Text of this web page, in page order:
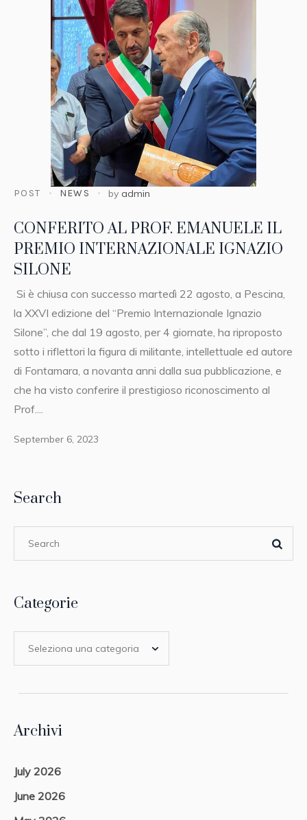
POST NEWS by admin
CONFERITO AL PROF. EMANUELE IL
PREMIO INTERNAZIONALE IGNAZIO
SILONE
Si è chiusa con successo martedì 22 agosto, a Pescina,
la XXVI edizione del “Premio Internazionale Ignazio
Silone”, che dal 19 agosto, per 4 giornate, ha riproposto
sotto i riflettori la figura di militante, intellettuale ed autore
di Fontamara, a novanta anni dalla sua pubblicazione, e
che ha visto conferire il prestigioso riconoscimento al
Prof....
September 6, 2023
Search
Categorie
Archivi
July 2026
June 2026